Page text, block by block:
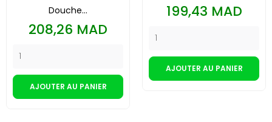
Douche...
Prix
208,26 MAD
AJOUTER AU PANIER
Prix
199,43 MAD
AJOUTER AU PANIER